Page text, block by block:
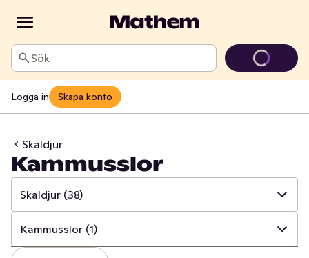
Sök
Logga in Skapa konto
Skaldjur
Kammusslor
Skaldjur (38)
✓ Alla (233)
Kammusslor (1)